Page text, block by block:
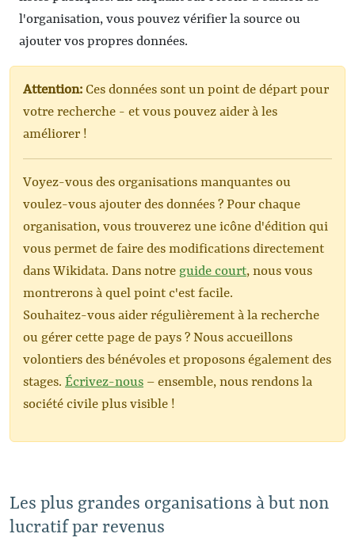
l'organisation, vous pouvez vérifier la source ou
ajouter vos propres données.
Attention: Ces données sont un point de départ pour
votre recherche - et vous pouvez aider à les
améliorer !
Voyez-vous des organisations manquantes ou
voulez-vous ajouter des données ? Pour chaque
organisation, vous trouverez une icône d'édition qui
vous permet de faire des modifications directement
dans Wikidata. Dans notre guide court, nous vous
montrerons à quel point c'est facile.
Souhaitez-vous aider régulièrement à la recherche
ou gérer cette page de pays ? Nous accueillons
volontiers des bénévoles et proposons également des
stages. Écrivez-nous – ensemble, nous rendons la
société civile plus visible !
Les plus grandes organisations à but non
lucratif par revenus